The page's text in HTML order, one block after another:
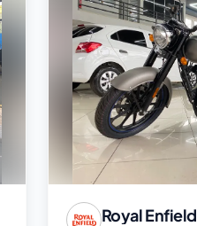
Royal Enfield